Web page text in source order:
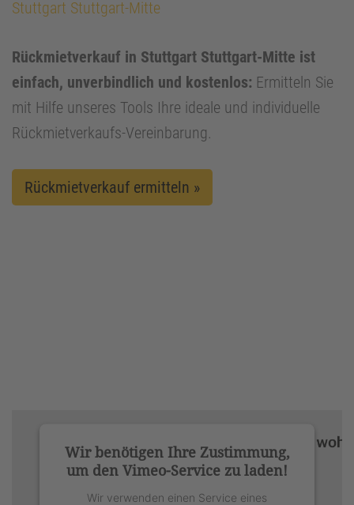
Stuttgart Stuttgart-Mitte
Rückmietverkauf in Stuttgart Stuttgart-Mitte ist
einfach, unverbindlich und kostenlos: Ermitteln Sie
mit Hilfe unseres Tools Ihre ideale und individuelle
Rückmietverkaufs-Vereinbarung.
Rückmietverkauf ermitteln »
Wir benötigen Ihre Zustimmung,
um den Vimeo-Service zu laden!
Wir verwenden einen Service eines